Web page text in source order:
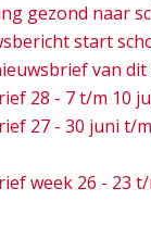
gezond naar
start
van dit
28 - 7 t/m 10
27 - 30 juni t/
week 26 - 23